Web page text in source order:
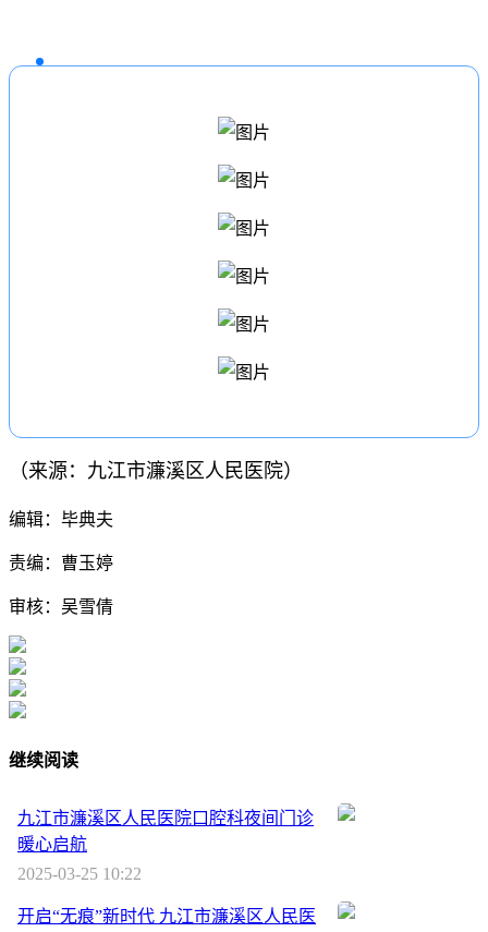
（来源：九江市濂溪区人民医院）
编辑：毕典夫
责编：曹玉婷
审核：吴雪倩
继续阅读
九江市濂溪区人民医院口腔科夜间门诊
暖心启航
2025-03-25 10:22
开启“无痕”新时代 九江市濂溪区人民医